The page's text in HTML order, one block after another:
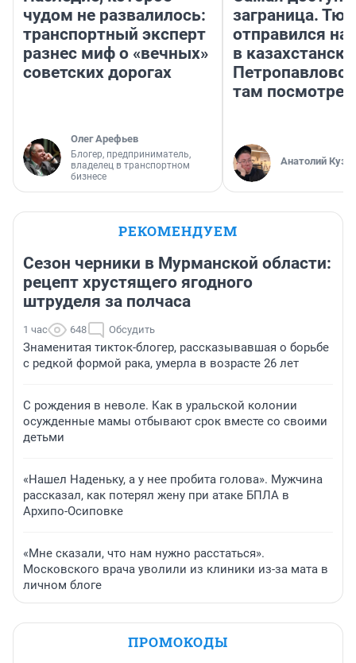
чудом не развалилось:
транспортный эксперт
разнес миф о «вечных»
советских дорогах
Олег Арефьев
Блогер, предприниматель,
владелец в транспортном
бизнесе
заграница.
отправился
в
там
Анатолий
РЕКОМЕНДУЕМ
Сезон черники в Мурманской области:
рецепт хрустящего ягодного
штруделя за полчаса
1 час 648 Обсудить
Знаменитая тикток-блогер, рассказывавшая о борьбе
с редкой формой рака, умерла в возрасте 26 лет
С рождения в неволе. Как в уральской колонии
осужденные мамы отбывают срок вместе со своими
детьми
«Нашел Наденьку, а у нее пробита голова». Мужчина
рассказал, как потерял жену при атаке БПЛА в
Архипо-Осиповке
«Мне сказали, что нам нужно расстаться».
Московского врача уволили из клиники из-за мата в
личном блоге
ПРОМОКОДЫ